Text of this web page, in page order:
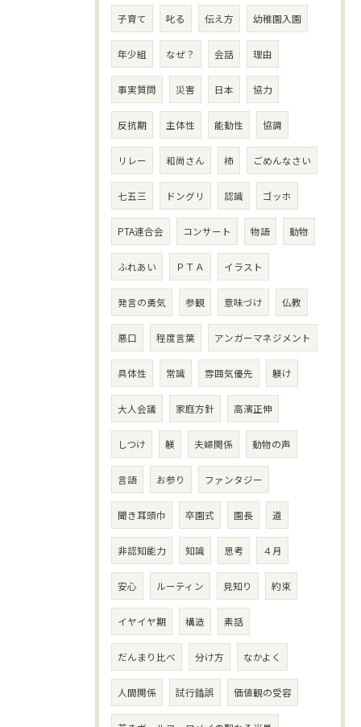
子育て 叱る 伝え方 幼稚園入園
年少組 なぜ？ 会話 理由
事実質問 災害 日本 協力
反抗期 主体性 能動性 協調
リレー 和尚さん 柿 ごめんなさい
七五三 ドングリ 認識 ゴッホ
PTA連合会 コンサート 物語 動物
ふれあい ＰＴＡ イラスト
発言の勇気 参観 意味づけ 仏教
悪口 程度言葉 アンガーマネジメント
具体性 常識 雰囲気優先 躾け
大人会議 家庭方針 高濱正伸
しつけ 躾 夫婦関係 動物の声
言語 お参り ファンタジー
聞き耳頭巾 卒園式 園長 道
非認知能力 知識 思考 ４月
安心 ルーティン 見知り 約束
イヤイヤ期 構造 素話
だんまり比べ 分け方 なかよく
人間関係 試行錯誤 価値観の受容